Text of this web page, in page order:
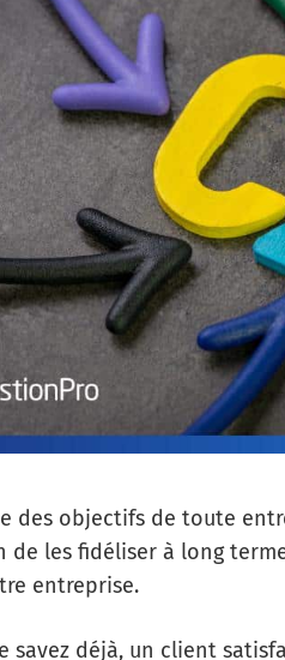
des objectifs de toute
de les fidéliser à long
entreprise.
savez déjà, un client